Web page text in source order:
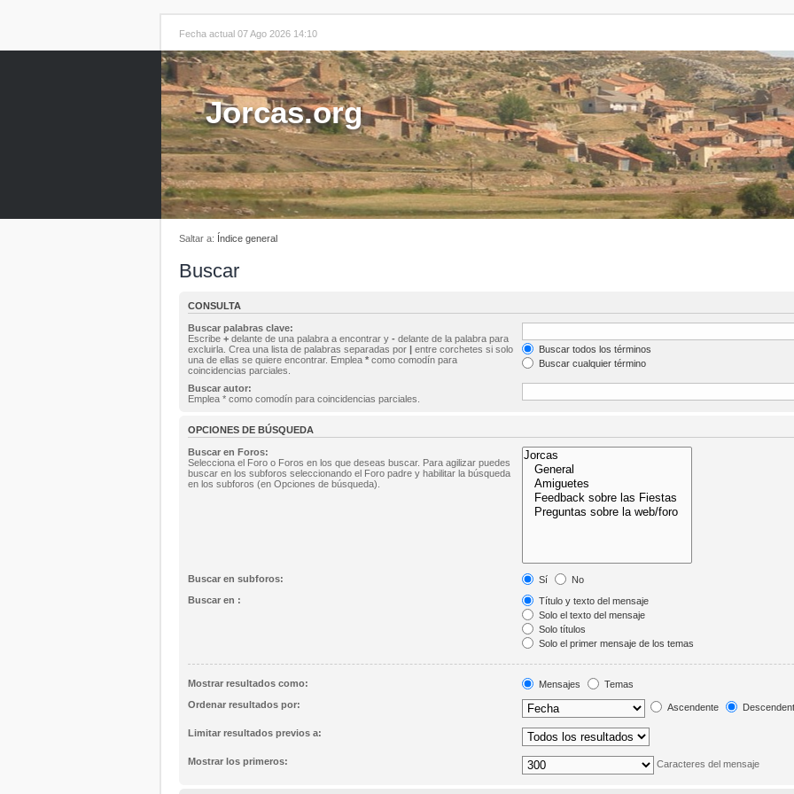
Fecha actual 07 Ago 2026 14:10
Jorcas.org
Saltar a: Índice general
Buscar
CONSULTA
Buscar palabras clave:
Escribe + delante de una palabra a encontrar y - delante de la palabra para
excluirla. Crea una lista de palabras separadas por | entre corchetes si solo
una de ellas se quiere encontrar. Emplea * como comodín para
coincidencias parciales.
Buscar todos los términos
Buscar cualquier término
Buscar autor:
Emplea * como comodín para coincidencias parciales.
OPCIONES DE BÚSQUEDA
Buscar en Foros:
Selecciona el Foro o Foros en los que deseas buscar. Para agilizar puedes
buscar en los subforos seleccionando el Foro padre y habilitar la búsqueda
en los subforos (en Opciones de búsqueda).
Buscar en subforos: Sí
No
Buscar en :
Título y texto del mensaje
Solo el texto del mensaje
Solo títulos
Solo el primer mensaje de los temas
Mostrar resultados como: Mensajes
Temas
Ordenar resultados por:
Ascendente
Limitar resultados previos a:
Mostrar los primeros: Caracteres del mensaje